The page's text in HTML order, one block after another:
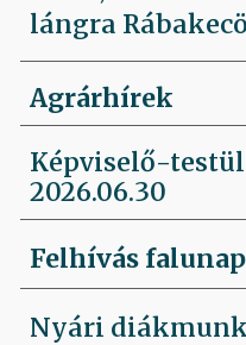
lángra
Agrárhírek
Képviselő-
2026.06.30
Felhívás
Nyári